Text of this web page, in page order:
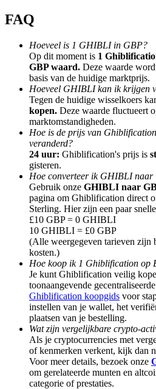
Tot 65% commissies!
Doorverwijzing
Nodig een vriend uit om
BTC Welcome Rewards
BTC Welcome Rewards
Deposit & Trade BTC to Share
FAQ
Hoeveel is 1 GHIBLI in GBP?
Op dit moment is 1
GBP waard. Deze waarde
basis van de huidige marktprijs.
Hoeveel GHIBLI kan ik krijgen
Tegen de huidige wisselkoers
kopen. Deze waarde fluctueert
marktomstandigheden.
Hoe is de prijs van
veranderd?
24 uur: Ghiblification's prijs is
gisteren.
Hoe converteer ik GHIBLI naar
Gebruik onze GHIBLI naar
pagina om Ghiblification direct
Sterling. Hier zijn een paar
£10 GBP = 0 GHIBLI
10 GHIBLI = £0 GBP
(Alle weergegeven tarieven zijn
kosten.)
Hoe koop ik 1 Ghiblification op
Je kunt Ghiblification veilig
toonaangevende
Ghiblification koopgids voor
instellen van je wallet, het
plaatsen van je bestelling.
Wat zijn vergelijkbare crypto-
Als je cryptocurrencies met
of kenmerken verkent, kijk dan
Voor meer details, bezoek onze
om gerelateerde munten en
categorie of prestaties.